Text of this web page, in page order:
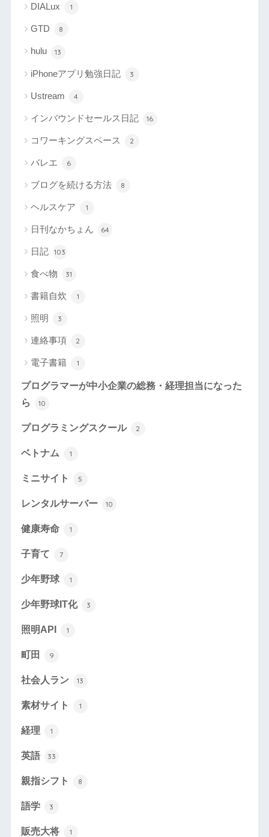
DIALux 1
GTD 8
hulu 13
iPhoneアプリ勉強日記 3
Ustream 4
インバウンドセールス日記 16
コワーキングスペース 2
バレエ 6
ブログを続ける方法 8
ヘルスケア 1
日刊なかちょん 64
日記 103
食べ物 31
書籍自炊 1
照明 3
連絡事項 2
電子書籍 1
プログラマーが中小企業の総務・経理担当になった
ら
10
プログラミングスクール 2
ベトナム 1
ミニサイト 5
レンタルサーバー 10
健康寿命 1
子育て 7
少年野球 1
少年野球IT化 3
照明API 1
町田 9
社会人ラン 13
素材サイト 1
経理 1
英語 33
親指シフト 8
語学 3
販売大将 1